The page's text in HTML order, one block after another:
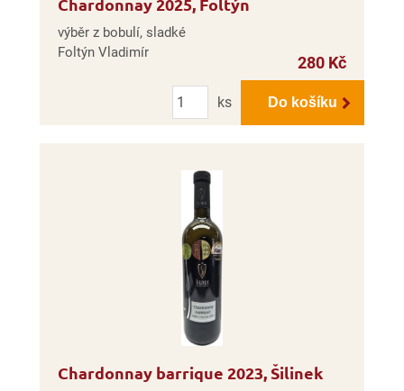
výběr z bobulí, sladké
Foltýn Vladimír
280 Kč
Počet
ks
Do košíku
Chardonnay barrique 2023, Šilinek